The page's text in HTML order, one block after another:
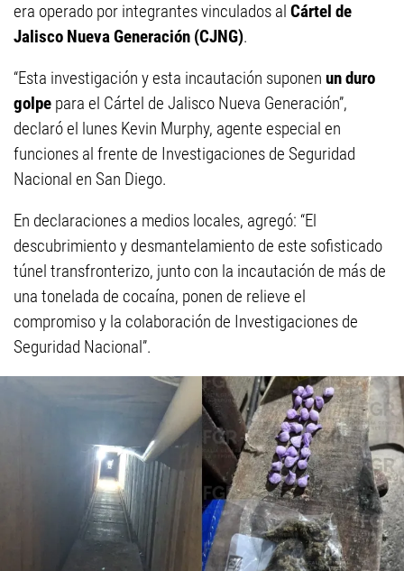
era operado por integrantes vinculados al Cártel de
Jalisco Nueva Generación (CJNG).
“Esta investigación y esta incautación suponen un duro
golpe para el Cártel de Jalisco Nueva Generación”,
declaró el lunes Kevin Murphy, agente especial en
funciones al frente de Investigaciones de Seguridad
Nacional en San Diego.
En declaraciones a medios locales, agregó: “El
descubrimiento y desmantelamiento de este sofisticado
túnel transfronterizo, junto con la incautación de más de
una tonelada de cocaína, ponen de relieve el
compromiso y la colaboración de Investigaciones de
Seguridad Nacional”.